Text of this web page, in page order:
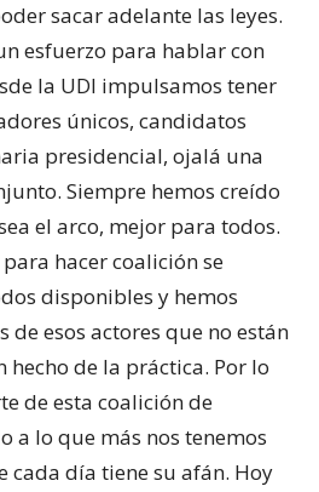
sacar adelante las leyes.
esfuerzo para hablar con
la UDI impulsamos tener
únicos, candidatos
presidencial, ojalá una
Siempre hemos creído
el arco, mejor para todos.
hacer coalición se
disponibles y hemos
de esos actores que no están
hecho de la práctica. Por lo
de esta coalición de
a lo que más nos tenemos
cada día tiene su afán. Hoy